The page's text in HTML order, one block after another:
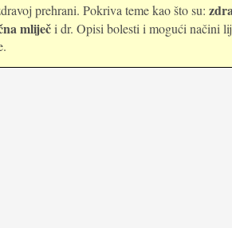
prehrani. Pokriva teme kao što su:
mliječi dr. Opisi bolesti i mogući načini